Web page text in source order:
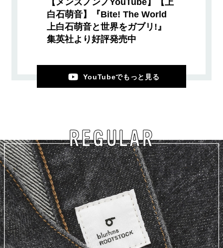
白石萌音】『Bite! The World
上白石萌音と世界をガブリ!』
集英社より好評発売中
YouTubeでもっと見る
REGULAR